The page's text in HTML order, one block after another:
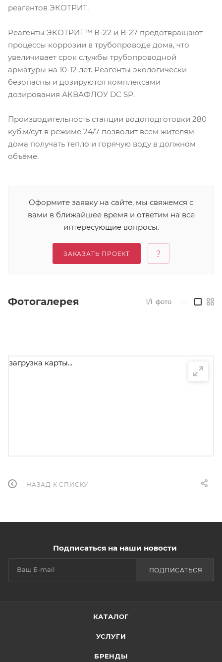
реагентов ЭКОТРИТ.
Реагенты ЭКОТРИТ™ В-22 и В-27 предотвращают
процессы коррозии в трубопроводе дома, что
увеличивает срок службы трубопроводной
арматуры на 10-12 лет. Реагенты экологически
безопасны и дозируются комплексами
дозирования АКВАФЛОУ DC SP.
Производительность станции водоподготовки 280
куб.м/сут в режиме 24/7 позволит всем жителям
дома получать тепло и горячую воду в должном
объёме.
Оформите заявку на сайте, мы свяжемся с
вами в ближайшее время и ответим на все
интересующие вопросы.
ЗАКАЗАТЬ ПРОЕКТ
Фотогалерея 1/1 фото
загрузка карты...
НАЗАД К СПИСКУ
Подписаться на наши новости
ПОДПИСАТЬСЯ
КАТАЛОГ
УСЛУГИ
БРЕНДЫ